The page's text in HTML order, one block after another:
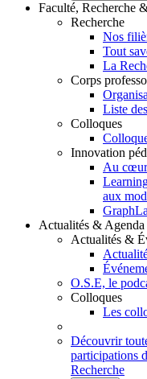
Faculté, Recherche
Recherche
Nos
Tout
La
Corps
Liste
Colloques
Innovation
Au cœur
aux
Actualités & Agenda
Actualités &
O.S.E, le
Colloques
Les
Découvrir
participations
Recherche